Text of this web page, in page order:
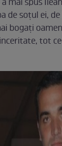
a mai spus
de soțul ei,
bogați
tot